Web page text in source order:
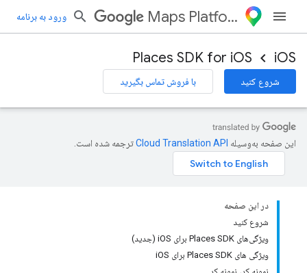
Maps Platform ورود به برنامه
iOS
Places SDK for iOS
شروع کنید با فروش تماس بگیرید
این صفحه به‌وسیله ترجمه شده است.
در این صفحه
شروع کنید
ویژگی‌های Places SDK برای iOS (جدید)
ویژگی های Places SDK برای iOS